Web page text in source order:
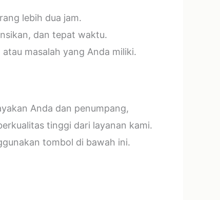
lebih dua jam.
dan tepat waktu.
masalah yang Anda miliki.
Anda dan penumpang,
tinggi dari layanan kami.
tombol di bawah ini.